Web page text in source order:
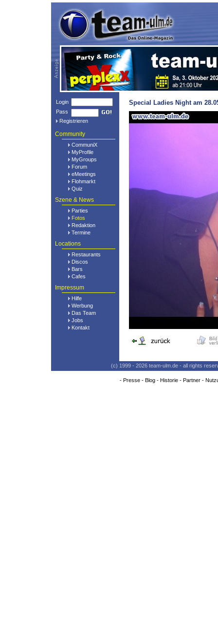
Login
Pass
Registrieren
Community
CommuniX
MyProfile
MyGroups
Forum
eMeetings
Flohmarkt
Quiz
Szene & News
Parties
Fotos
Redaktion
Termine
Locations
Restaurants
Discos
Bars
Cafes
Impressum
Hilfe
Werbung
Das Team
Jobs
Kontakt
Special Ladies Night am
(c) 1999 - 2026 team-ulm.de - all rights
- Presse- Blog- Historie- Partner-